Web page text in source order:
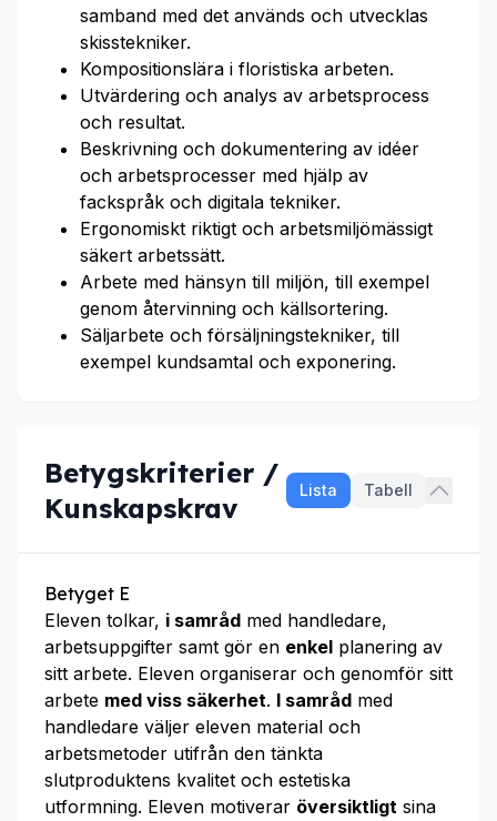
samband med det används och utvecklas
skisstekniker.
Kompositionslära i floristiska arbeten.
Utvärdering och analys av arbetsprocess
och resultat.
Beskrivning och dokumentering av idéer
och arbetsprocesser med hjälp av
fackspråk och digitala tekniker.
Ergonomiskt riktigt och arbetsmiljömässigt
säkert arbetssätt.
Arbete med hänsyn till miljön, till exempel
genom återvinning och källsortering.
Säljarbete och försäljningstekniker, till
exempel kundsamtal och exponering.
Betygskriterier /
Kunskapskrav
Lista Tabell
Betyget E
Eleven tolkar, i samråd med handledare,
arbetsuppgifter samt gör en enkel planering av
sitt arbete. Eleven organiserar och genomför sitt
arbete med viss säkerhet. I samråd med
handledare väljer eleven material och
arbetsmetoder utifrån den tänkta
slutproduktens kvalitet och estetiska
utformning. Eleven motiverar översiktligt sina